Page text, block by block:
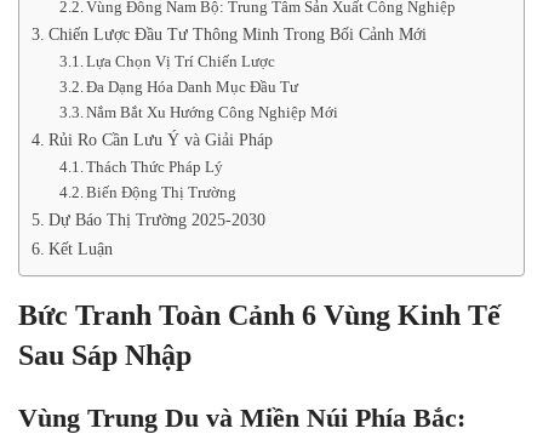
Vùng Đông Nam Bộ: Trung Tâm Sản Xuất Công Nghiệp
Chiến Lược Đầu Tư Thông Minh Trong Bối Cảnh Mới
Lựa Chọn Vị Trí Chiến Lược
Đa Dạng Hóa Danh Mục Đầu Tư
Nắm Bắt Xu Hướng Công Nghiệp Mới
Rủi Ro Cần Lưu Ý và Giải Pháp
Thách Thức Pháp Lý
Biến Động Thị Trường
Dự Báo Thị Trường 2025-2030
Kết Luận
Bức Tranh Toàn Cảnh 6 Vùng Kinh Tế
Sau Sáp Nhập
Vùng Trung Du và Miền Núi Phía Bắc: